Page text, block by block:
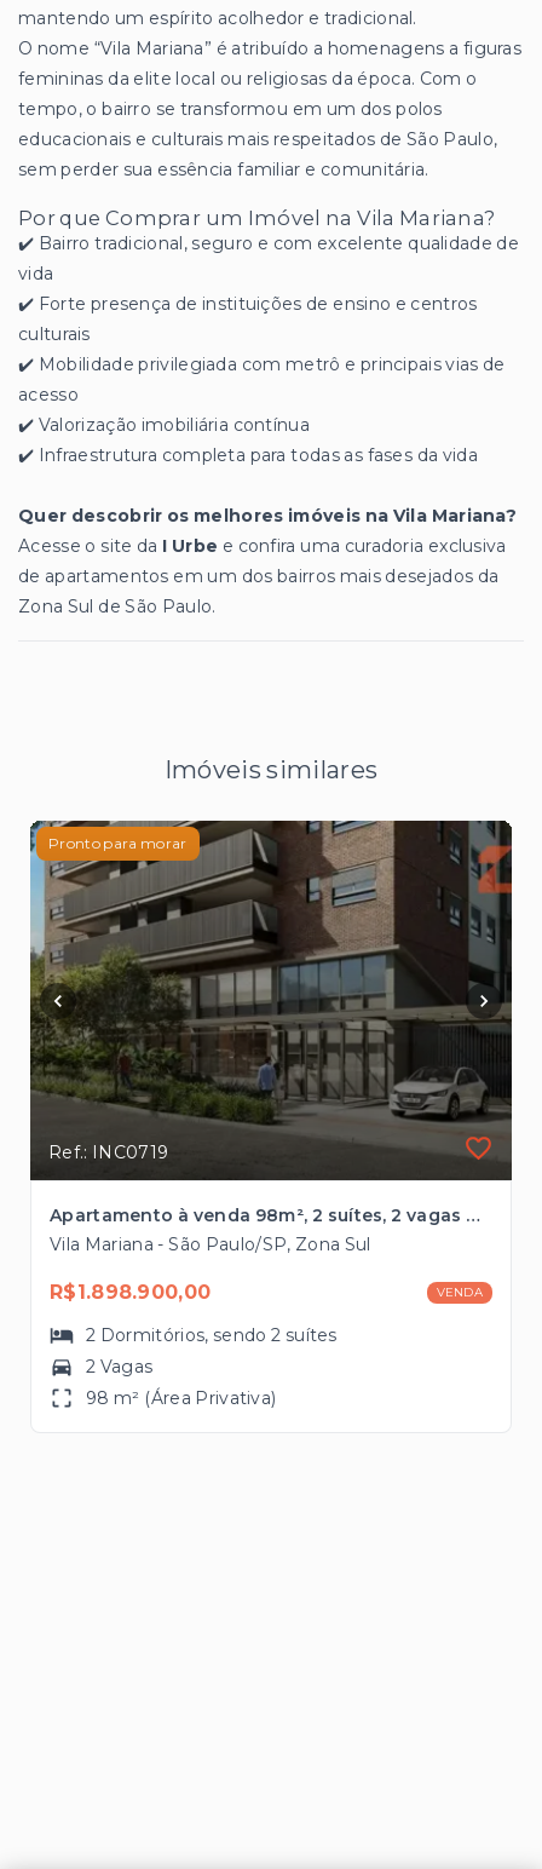
mantendo um espírito acolhedor e tradicional.
O nome “Vila Mariana” é atribuído a homenagens a figuras
femininas da elite local ou religiosas da época. Com o
tempo, o bairro se transformou em um dos polos
educacionais e culturais mais respeitados de São Paulo,
sem perder sua essência familiar e comunitária.
Por que Comprar um Imóvel na Vila Mariana?
✔️ Bairro tradicional, seguro e com excelente qualidade de
vida
✔️ Forte presença de instituições de ensino e centros
culturais
✔️ Mobilidade privilegiada com metrô e principais vias de
acesso
✔️ Valorização imobiliária contínua
✔️ Infraestrutura completa para todas as fases da vida
Quer descobrir os melhores imóveis na Vila Mariana?
Acesse o site da I Urbe e confira uma curadoria exclusiva
de apartamentos em um dos bairros mais desejados da
Zona Sul de São Paulo.
Imóveis similares
Pronto para morar
Ref.: INC0719
Apartamento à venda 98m², 2 suítes, 2 vagas próximo ao Parque Ibirapuera
Vila Mariana - São Paulo/SP, Zona Sul
R$1.898.900,00 VENDA
2 Dormitórios, sendo2 suítes
2 Vagas
98 m² (Área Privativa)